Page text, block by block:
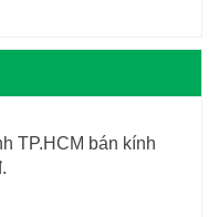
TP.HCM bán kính